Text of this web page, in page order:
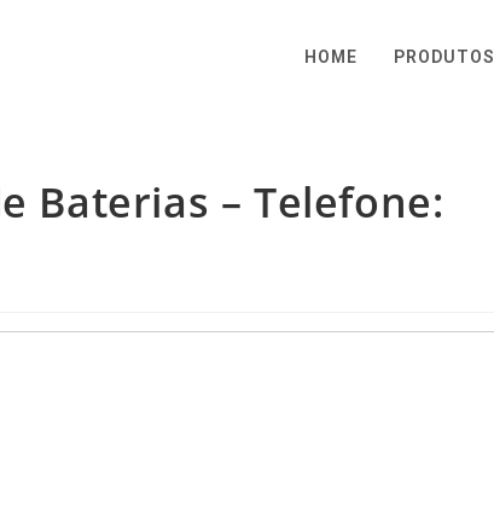
HOME PRODUTOS
Baterias – Telefone: